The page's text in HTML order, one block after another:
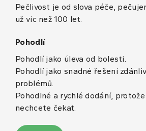
Pečlivost je od slova péče,
už víc než 100 let.
Pohodlí
Pohodlí jako úleva od bolesti.
Pohodlí jako snadné řešení
problémů.
Pohodlné a rychlé dodání,
nechcete čekat.